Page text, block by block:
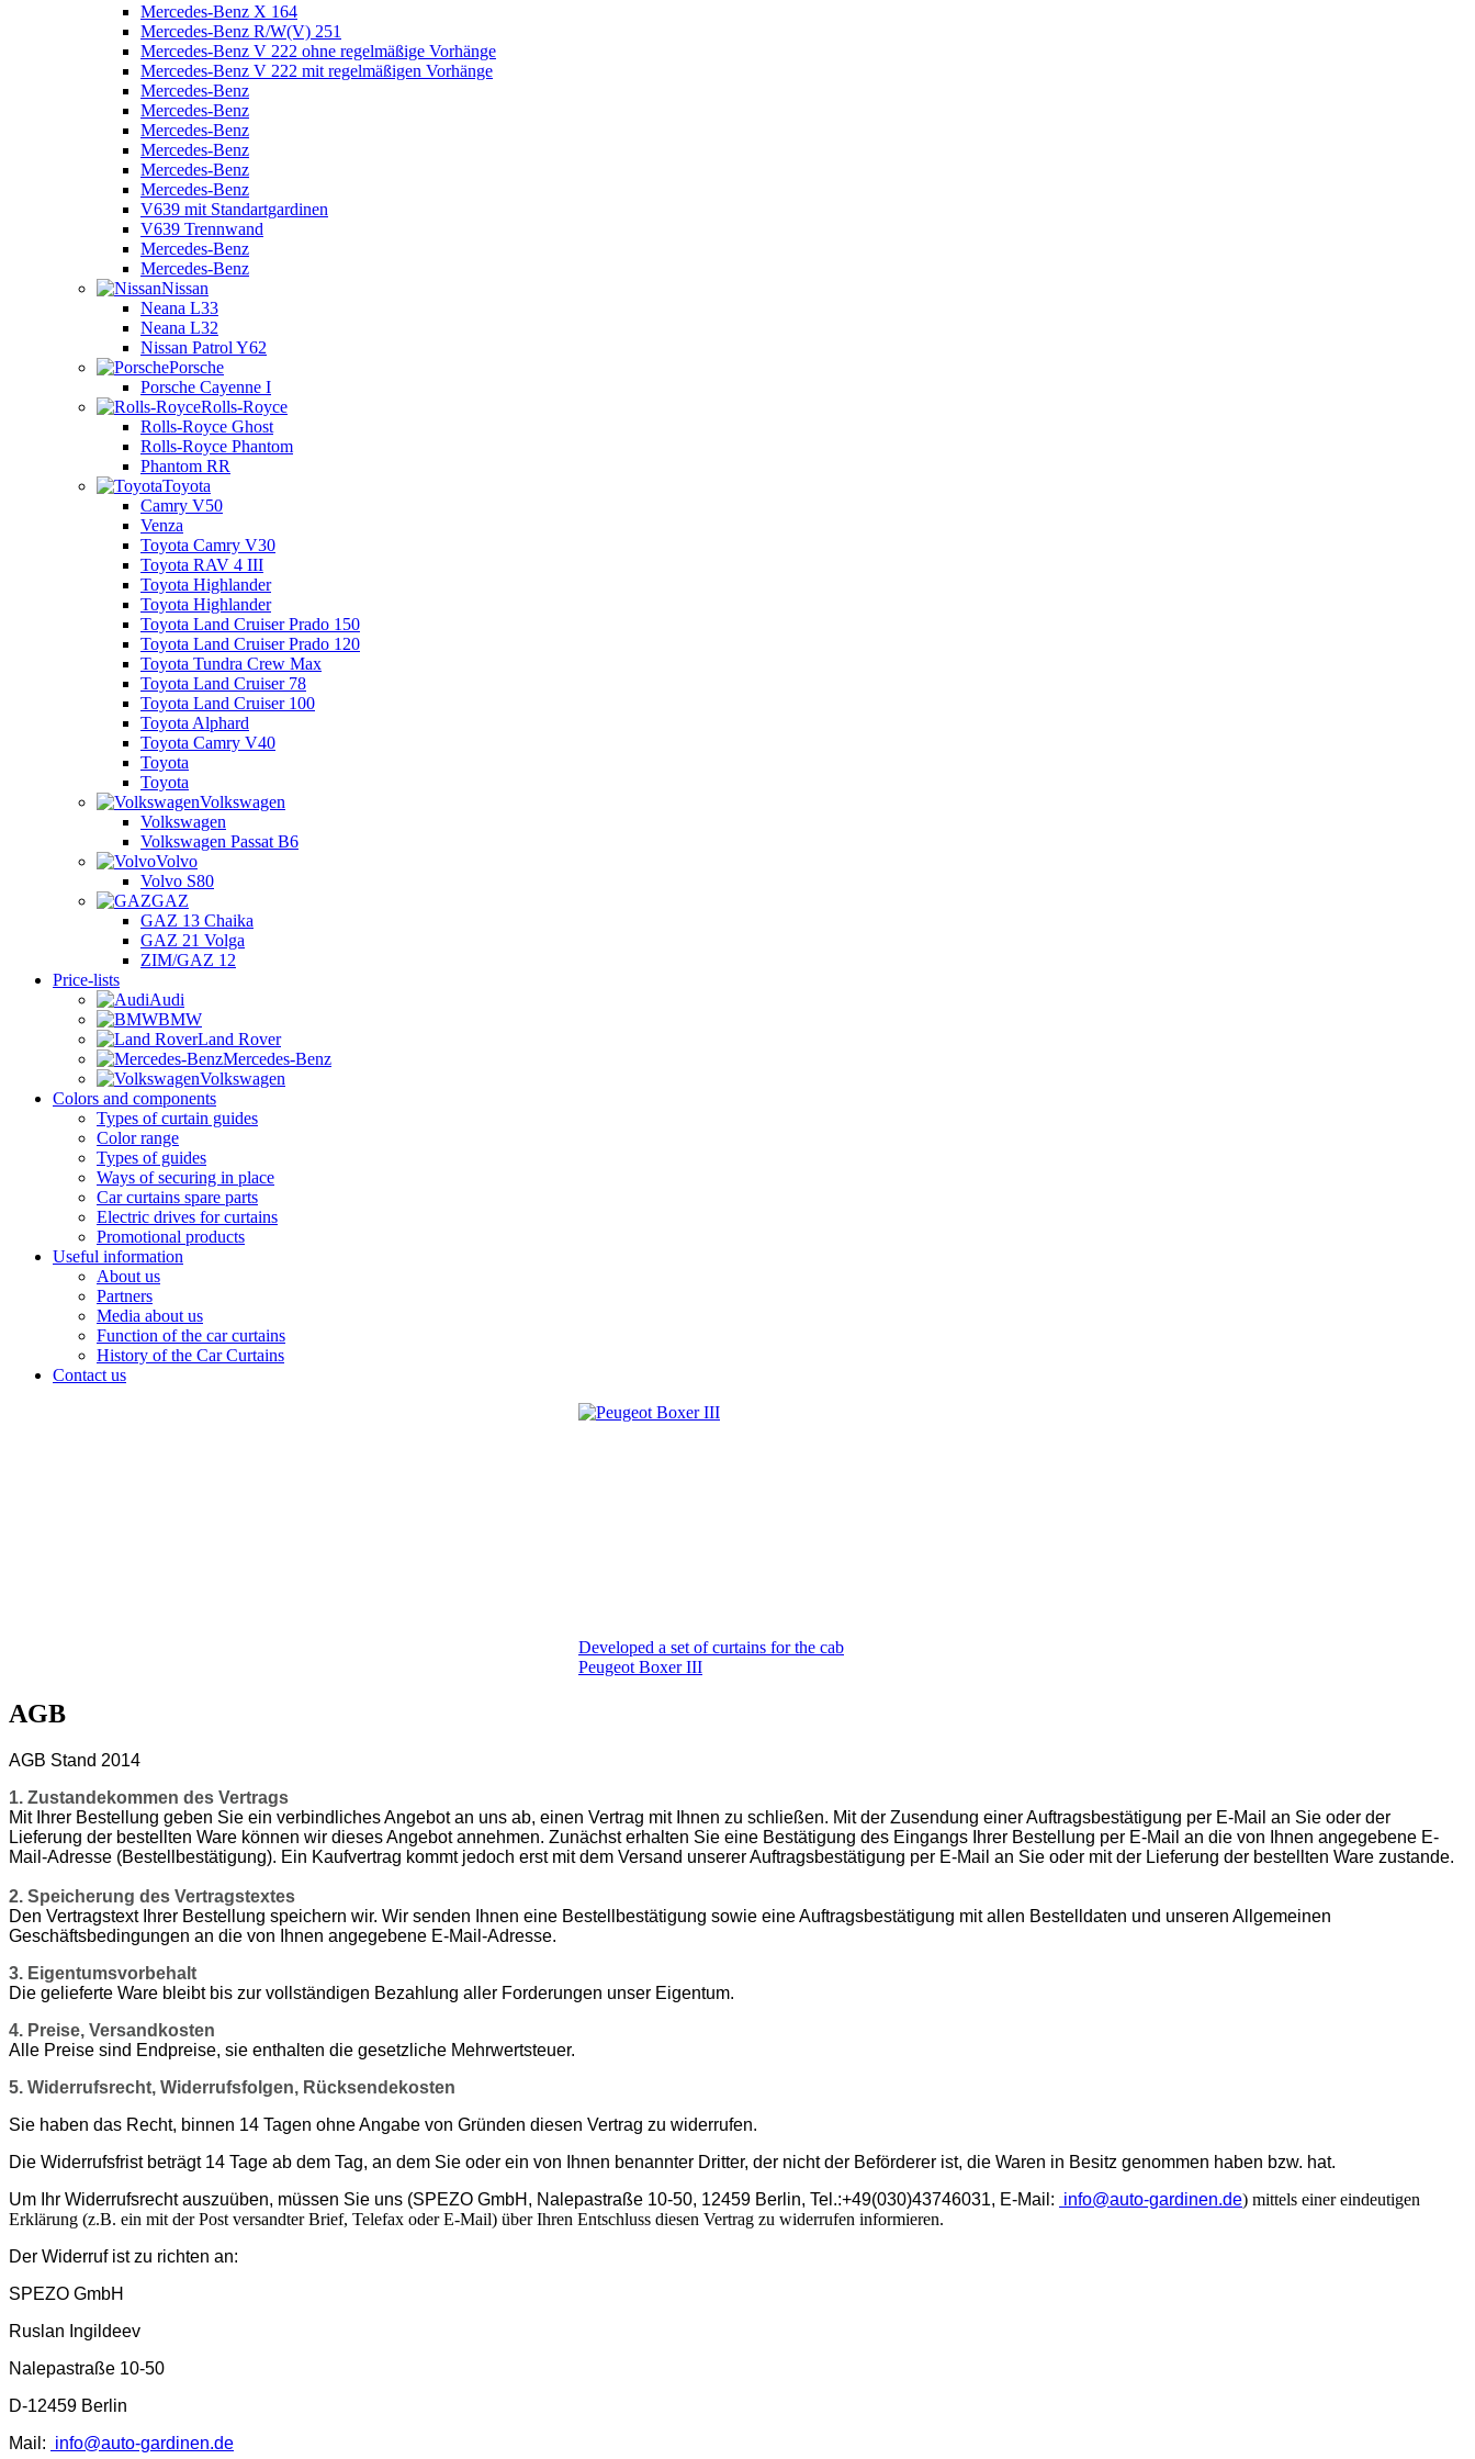
Mercedes-Benz X 164
Mercedes-Benz R/W(V) 251
Mercedes-Benz V 222 ohne regelmäßige Vorhänge
Mercedes-Benz V 222 mit regelmäßigen Vorhänge
Mercedes-Benz
Mercedes-Benz
Mercedes-Benz
Mercedes-Benz
Mercedes-Benz
Mercedes-Benz
V639 mit Standartgardinen
V639 Trennwand
Mercedes-Benz
Mercedes-Benz
Nissan
Neana L33
Neana L32
Nissan Patrol Y62
Porsche
Porsche Cayenne I
Rolls-Royce
Rolls-Royce Ghost
Rolls-Royce Phantom
Phantom RR
Toyota
Camry V50
Venza
Toyota Camry V30
Toyota RAV 4 III
Toyota Highlander
Toyota Highlander
Toyota Land Cruiser Prado 150
Toyota Land Cruiser Prado 120
Toyota Tundra Crew Max
Toyota Land Cruiser 78
Toyota Land Cruiser 100
Toyota Alphard
Toyota Camry V40
Toyota
Toyota
Volkswagen
Volkswagen
Volkswagen Passat B6
Volvo
Volvo S80
GAZ
GAZ 13 Chaika
GAZ 21 Volga
ZIM/GAZ 12
Price-lists
Audi
BMW
Land Rover
Mercedes-Benz
Volkswagen
Colors and components
Types of curtain guides
Color range
Types of guides
Ways of securing in place
Car curtains spare parts
Electric drives for curtains
Promotional products
Useful information
About us
Partners
Media about us
Function of the car curtains
History of the Car Curtains
Contact us
Developed a set of curtains for the cab
Peugeot Boxer III
Developed a set of curtains for the cab
Developed a set
of curtains for the cab
Mercedes-Benz Viano/V639
AGB
AGB Stand 2014
1. Zustandekommen des Vertrags
Mit Ihrer Bestellung geben Sie ein verbindliches Angebot an uns ab, einen Vertrag mit Ihnen zu schließen. Mit der Zusendung einer Auftragsbestätigung per E-Mail an Sie oder der
Lieferung der bestellten Ware können wir dieses Angebot annehmen. Zunächst erhalten Sie eine Bestätigung des Eingangs Ihrer Bestellung per E-Mail an die von Ihnen angegebene E-
Mail-Adresse (Bestellbestätigung). Ein Kaufvertrag kommt jedoch erst mit dem Versand unserer Auftragsbestätigung per E-Mail an Sie oder mit der Lieferung der bestellten Ware zustande.
2. Speicherung des Vertragstextes
Den Vertragstext Ihrer Bestellung speichern wir. Wir senden Ihnen eine Bestellbestätigung sowie eine Auftragsbestätigung mit allen Bestelldaten und unseren Allgemeinen
Geschäftsbedingungen an die von Ihnen angegebene E-Mail-Adresse.
3. Eigentumsvorbehalt
Die gelieferte Ware bleibt bis zur vollständigen Bezahlung aller Forderungen unser Eigentum.
4. Preise, Versandkosten
Alle Preise sind Endpreise, sie enthalten die gesetzliche Mehrwertsteuer.
5. Widerrufsrecht, Widerrufsfolgen, Rücksendekosten
Sie haben das Recht, binnen 14 Tagen ohne Angabe von Gründen diesen Vertrag zu widerrufen.
Die Widerrufsfrist beträgt 14 Tage ab dem Tag, an dem Sie oder ein von Ihnen benannter Dritter, der nicht der Beförderer ist, die Waren in Besitz genommen haben bzw. hat.
Um Ihr Widerrufsrecht auszuüben, müssen Sie uns (SPEZO GmbH, Nalepastraße 10-50, 12459 Berlin, Tel.:+49(030)43746031, E-Mail: info@auto-gardinen.de) mittels einer eindeutigen
Erklärung (z.B. ein mit der Post versandter Brief, Telefax oder E-Mail) über Ihren Entschluss diesen Vertrag zu widerrufen informieren.
Der Widerruf ist zu richten an:
SPEZO GmbH
Ruslan Ingildeev
Nalepastraße 10-50
D-12459 Berlin
Mail: info@auto-gardinen.de